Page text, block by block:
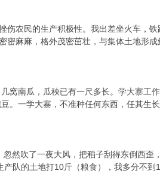
农民的生产积极性。我出差坐火车，
密麻麻，格外茂密茁壮，与集体土地形成
南瓜，瓜秧已有一尺多长。学大寨工作
。一学大寨，不准种任何东西，任其生长
吹了一夜大风，把稻子刮得东倒西歪
队的土地打10斤（粮食），我多分不